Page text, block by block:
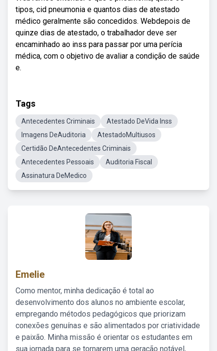
tipos, cid pneumonia e quantos dias de atestado
médico geralmente são concedidos. Webdepois de
quinze dias de atestado, o trabalhador deve ser
encaminhado ao inss para passar por uma perícia
médica, com o objetivo de avaliar a condição de saúde
e.
Tags
Antecedentes Criminais
Atestado DeVida Inss
Imagens DeAuditoria
AtestadoMultiusos
Certidão DeAntecedentes Criminais
Antecedentes Pessoais
Auditoria Fiscal
Assinatura DeMedico
Emelie
Como mentor, minha dedicação é total ao
desenvolvimento dos alunos no ambiente escolar,
empregando métodos pedagógicos que priorizam
conexões genuínas e são alimentados por criatividade
e paixão. Minha missão é orientar os estudantes em
sua jornada para se tornarem uma geração notável,